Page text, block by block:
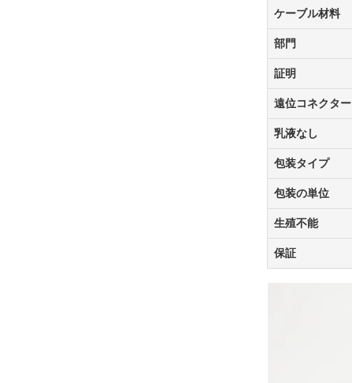
ケーブル材料
部門
証明
遠位コネクター
乳液なし
包装タイプ
包装の単位
生殖不能
保証